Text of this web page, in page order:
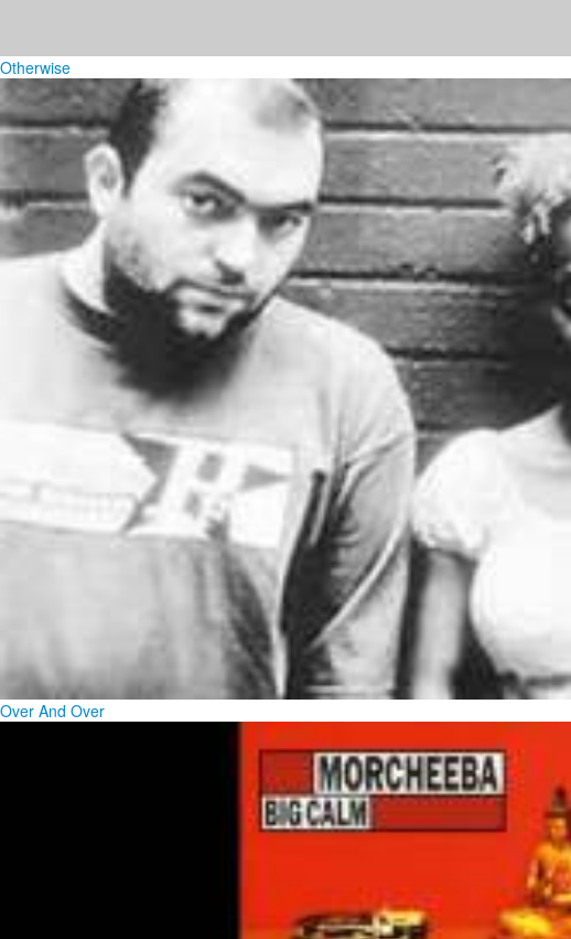
Otherwise
Over And Over